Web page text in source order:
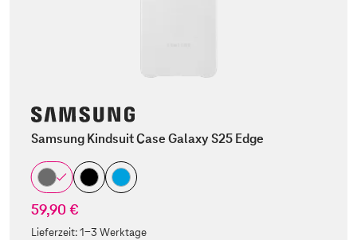
Samsung Kindsuit Case Galaxy S25 Edge
59,90 €
Lieferzeit:1-3 Werktage